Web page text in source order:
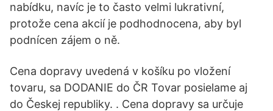
nabídku, navíc je to často velmi lukrativní,
protože cena akcií je podhodnocena, aby byl
podnícen zájem o ně.
Cena dopravy uvedená v košíku po vložení
tovaru, sa DODANIE do ČR Tovar posielame aj
do Českej republiky. . Cena dopravy sa určuje